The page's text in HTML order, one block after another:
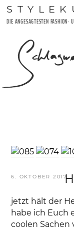
Zum
Inhalt
DIE ANGESAGTESTEN FASHION-
VERÖFFENTLICHT
6. OKTOBER 2017
jetzt hält der
habe ich Euch
coolen Sachen